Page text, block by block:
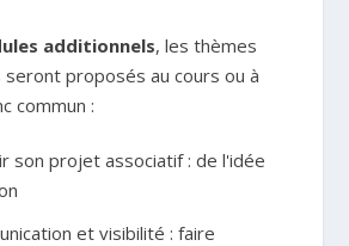
additionnels, les thèmes
seront proposés au cours ou à
commun :
son projet associatif : de l'idée
et visibilité : faire